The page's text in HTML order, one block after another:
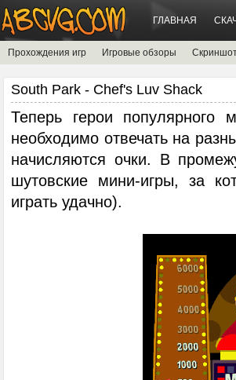
ГЛАВНАЯ
Прохождения игр Игровые обзоры
South Park - Chef's Luv Shack
Теперь герои популярного
необходимо отвечать на
начисляются очки. В
шутовские мини-игры, за
играть удачно).